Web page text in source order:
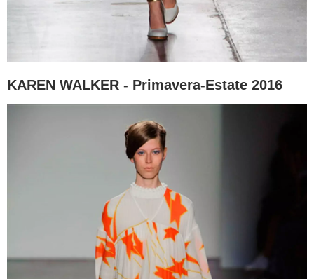
KAREN WALKER - Primavera-Estate 2016